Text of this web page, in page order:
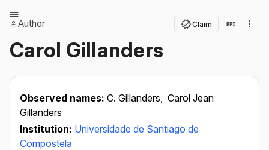
Author Claim
Carol Gillanders
Observed names: C. Gillanders, Carol Jean
Gillanders
Institution: Universidade de Santiago de
Compostela